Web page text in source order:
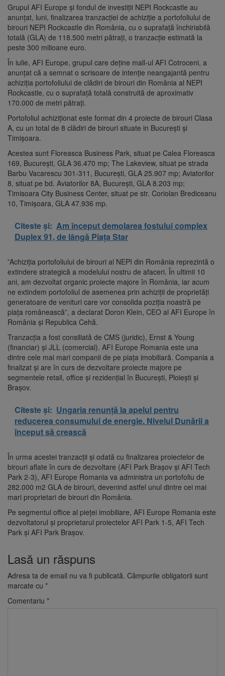
Grupul AFI Europe şi fondul de investiţii NEPI Rockcastle au
anunţat, luni, finalizarea tranzacţiei de achiziţie a portofoliului de
birouri NEPI Rockcastle din România, cu o suprafaţă închiriabilă
totală (GLA) de 118.500 metri pătraţi, o tranzacţie estimată la
peste 300 milioane euro.
În iulie, AFI Europe, grupul care deţine mall-ul AFI Cotroceni, a
anunţat că a semnat o scrisoare de intenţie neangajantă pentru
achiziţia portofoliului de clădiri de birouri din România al NEPI
Rockcastle, cu o suprafaţă totală construită de aproximativ
170.000 de metri pătraţi.
Portofoliul achiziţionat este format din 4 proiecte de birouri Clasa
A, cu un total de 8 clădiri de birouri situate in Bucureşti şi
Timişoara.
Acestea sunt Floreasca Business Park, situat pe Calea Floreasca
169, Bucureşti, GLA 36.470 mp; The Lakeview, situat pe strada
Barbu Vacarescu 301-311, Bucureşti, GLA 25.907 mp; Aviatorilor
8, situat pe bd. Aviatorilor 8A, Bucureşti, GLA 8.203 mp;
Timisoara City Business Center, situat pe str. Coriolan Brediceanu
10, Timişoara, GLA 47.936 mp.
Citeste și: Am început demolarea fostului complex
Duplex 91, de lângă Piața Star
”Achiziţia portofoliului de birouri al NEPI din România reprezintă o
extindere strategică a modelului nostru de afaceri. În ultimii 10
ani, am dezvoltat organic proiecte majore în România, iar acum
ne extindem portofoliul de asemenea prin achiziţii de proprietăţi
generatoare de venituri care vor consolida poziţia noastră pe
piaţa românească”, a declarat Doron Klein, CEO al AFI Europe în
România şi Republica Cehă.
Tranzacţia a fost consiliată de CMS (juridic), Ernst & Young
(financiar) şi JLL (comercial). AFI Europe Romania este una
dintre cele mai mari companii de pe piaţa imobiliară. Compania a
finalizat şi are în curs de dezvoltare proiecte majore pe
segmentele retail, office şi rezidenţial în Bucureşti, Ploieşti şi
Braşov.
Citeste și: Ungaria renunță la apelul pentru
reducerea consumului de energie. Nivelul Dunării a
început să crească
În urma acestei tranzacţii şi odată cu finalizarea proiectelor de
birouri aflate în curs de dezvoltare (AFI Park Braşov şi AFI Tech
Park 2-3), AFI Europe Romania va administra un portofoliu de
282.000 m2 GLA de birouri, devenind astfel unul dintre cei mai
mari proprietari de birouri din România.
Pe segmentul office al pieţei imobiliare, AFI Europe Romania este
dezvoltatorul şi proprietarul proiectelor AFI Park 1-5, AFI Tech
Park şi AFI Park Braşov.
Lasă un răspuns
Adresa ta de email nu va fi publicată. Câmpurile obligatorii sunt
marcate cu *
Comentariu *